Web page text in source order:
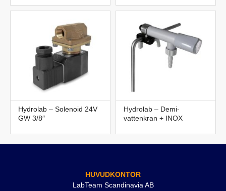
Hydrolab – Solenoid 24V
GW 3/8″
Hydrolab – Demi-
vattenkran + INOX
HUVUDKONTOR
LabTeam Scandinavia AB